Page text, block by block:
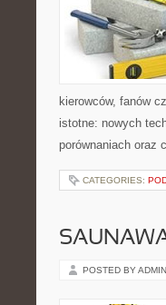
kierowców, fanów
istotne: nowych
porównaniach oraz
CATEGORIES:
POSTED BY ADMIN